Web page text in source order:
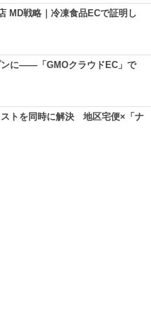
MD戦略｜冷凍食品ECで証明し
ンに――「GMOクラウドEC」で
ストを同時に解決 地区宅便×「ナ